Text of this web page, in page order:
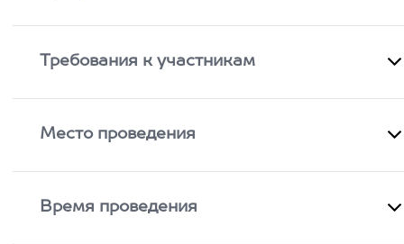
Требования к участникам
Место проведения
Время проведения